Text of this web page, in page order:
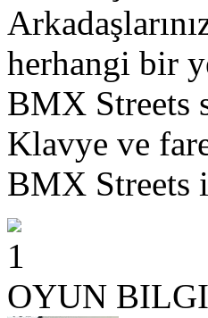
herhangi bir
BMX Streets
Klavye ve
BMX
1
OYUN